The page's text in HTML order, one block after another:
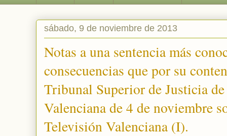
sábado, 9 de noviembre de 2013
Notas a una sentencia más
consecuencias que por su
Tribunal Superior de Justicia
Valenciana de 4 de noviembre
Televisión Valenciana (I).